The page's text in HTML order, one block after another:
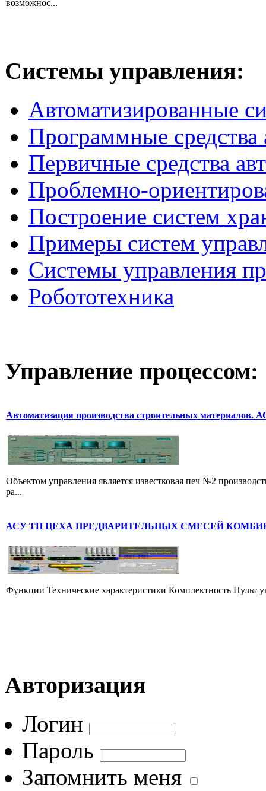
возможнос...
Системы управления:
Автоматизированные
Программные средства
Первичные средства
Проблемно-
Построение систем
Примеры систем
Системы управления
Робототехника
Управление процессом:
Автоматизация производства строительных материалов.
Объектом управления является известковая печ №2
ра...
АСУ ТП ЦЕХА ПРЕДВАРИТЕЛЬНЫХ СМЕСЕЙ
Функции Технические характеристики Комплектность
Авторизация
Логин
Пароль
Запомнить меня